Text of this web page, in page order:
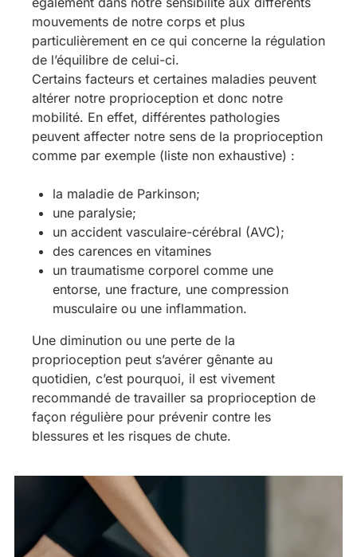
mouvements de notre corps et plus
particulièrement en ce qui concerne la régulation
de l’équilibre de celui-ci.
Certains facteurs et certaines maladies peuvent
altérer notre proprioception et donc notre
mobilité. En effet, différentes pathologies
peuvent affecter notre sens de la proprioception
comme par exemple (liste non exhaustive) :
la maladie de Parkinson;
une paralysie;
un accident vasculaire-cérébral (AVC);
des carences en vitamines
un traumatisme corporel comme une
entorse, une fracture, une compression
musculaire ou une inflammation.
Une diminution ou une perte de la
proprioception peut s’avérer gênante au
quotidien, c’est pourquoi, il est vivement
recommandé de travailler sa proprioception de
façon régulière pour prévenir contre les
blessures et les risques de chute.